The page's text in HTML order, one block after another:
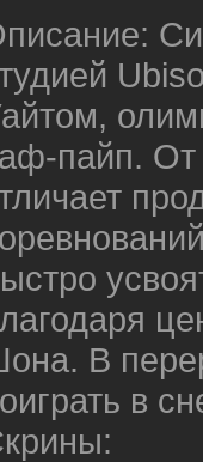
пайп. От
В
в